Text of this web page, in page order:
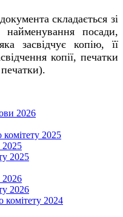
складається зі
найменування посади,
засвідчує копію, її
копії, печатки
2026
2025
2025
2025
2026
2026
комітету 2024